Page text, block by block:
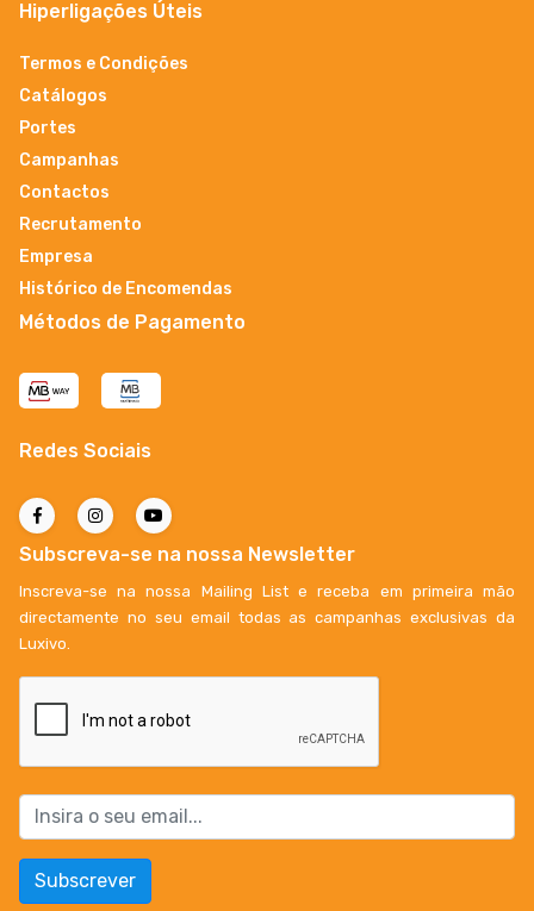
Hiperligações Úteis
Termos e Condições
Catálogos
Portes
Campanhas
Contactos
Recrutamento
Empresa
Histórico de Encomendas
Métodos de Pagamento
Redes Sociais
Subscreva-se na nossa Newsletter
Inscreva-se na nossa Mailing List e receba em primeira mão
directamente no seu email todas as campanhas exclusivas da
Luxivo.
Subscrever